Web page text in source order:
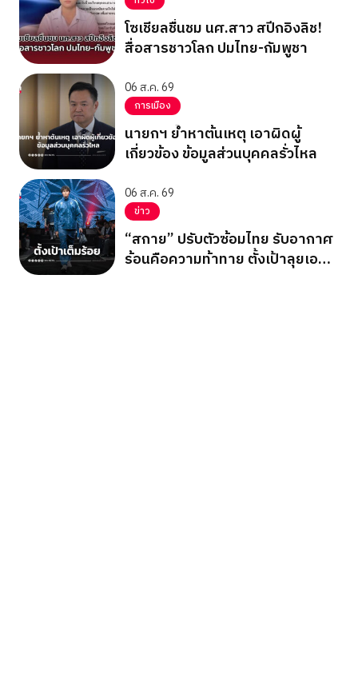
โซเชียลชื่นชม นศ.สาว สปีกอิงลิช!
สื่อสารชาวโลก ปมไทย-กัมพูชา
06 ส.ค. 69
การเมือง
นายกฯ ย้ำหาต้นเหตุ เอาผิดผู้
เกี่ยวข้อง ข้อมูลส่วนบุคคลรั่วไหล
06 ส.ค. 69
ข่าว
“สกาย” ปรับตัวซ้อมไทย รับอากาศ
ร้อนคือความท้าทาย ตั้งเป้าลุยเอ